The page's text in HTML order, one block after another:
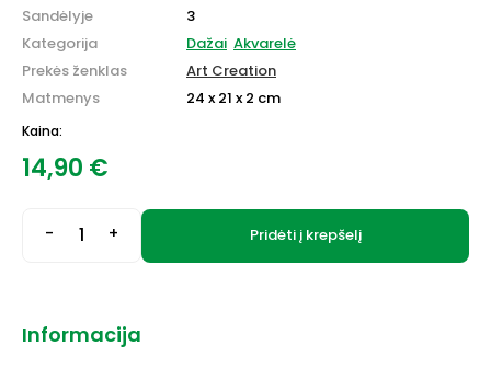
Sandėlyje
Kategorija
Prekės ženklas
Matmenys
3
Dažai Akvarelė
Art Creation
24 x 21 x 2 cm
Kaina:
14,90 €
- + Pridėti į krepšelį
Informacija